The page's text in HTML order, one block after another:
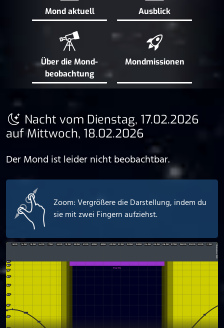
Mond aktuell Ausblick
Über die Mond­
beobachtung
Mond­missionen
Nacht vom Dienstag, 17.02.2026
auf Mittwoch, 18.02.2026
Der Mond ist leider nicht beobachtbar.
Zoom: Vergrößere die Darstellung, indem du
sie mit zwei Fingern aufziehst.